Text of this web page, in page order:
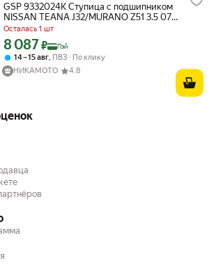
GSP 9332024K Ступица с подшипником
NISSAN TEANA J32/MURANO Z51 3.5 07-
пер. лев/прав.
Осталась 1 шт
Цена с картой Яндекс Пэй 8087 ₽ вместо
8 087₽ Пэй
14 – 15 авг, ПВЗ
По клику
НИКАМОТО
4.8